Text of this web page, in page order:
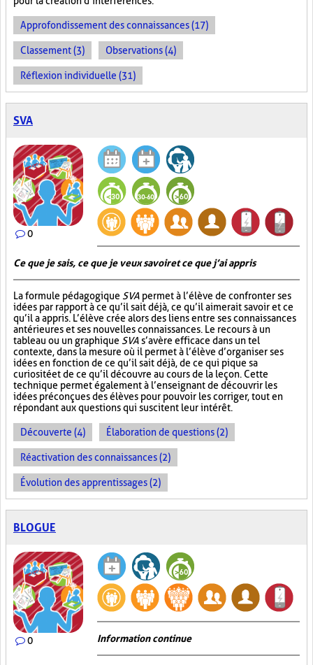
Approfondissement des connaissances (17)
Classement (3) Observations (4)
Réflexion individuelle (31)
SVA
0
Ce que je sais, ce que je veux savoir et ce que j’ai appris
La formule pédagogique SVA permet à l’élève de confronter ses
idées par rapport à ce qu’il sait déjà, ce qu’il aimerait savoir et ce
qu’il a appris. L’élève crée alors des liens entre ses connaissances
antérieures et ses nouvelles connaissances. Le recours à un
tableau ou un graphique SVA s’avère efficace dans un tel
contexte, dans la mesure où il permet à l’élève d’organiser ses
idées en fonction de ce qu’il sait déjà, de ce qui pique sa
curiosité et de ce qu’il découvre au cours de la leçon. Cette
technique permet également à l’enseignant de découvrir les
idées préconçues des élèves pour pouvoir les corriger, tout en
répondant aux questions qui suscitent leur intérêt.
Découverte (4) Élaboration de questions (2)
Réactivation des connaissances (2)
Évolution des apprentissages (2)
BLOGUE
0 Information continue